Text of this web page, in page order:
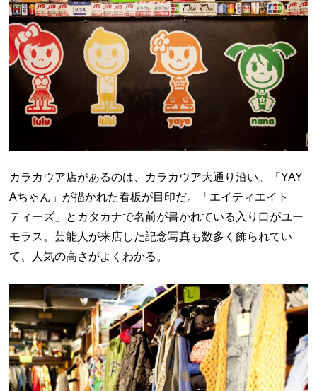
カラカウア店があるのは、カラカウア大通り沿い。「YAY
Aちゃん」が描かれた看板が目印だ。「エイティエイト
ティーズ」とカタカナで名前が書かれている入り口がユー
モラス。芸能人が来店した記念写真も数多く飾られてい
て、人気の高さがよくわかる。